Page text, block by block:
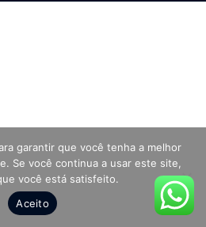
garantir que você tenha a melhor
Se você continua a usar este site,
você está satisfeito.
Aceito